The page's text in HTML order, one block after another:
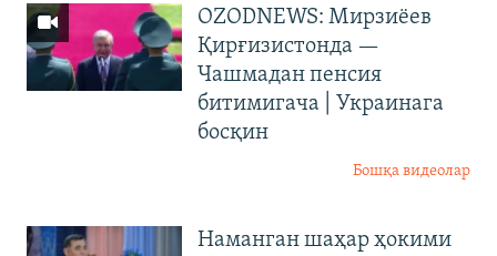
OZODNEWS: Мирзиёев
Қирғизистонда —
Чашмадан пенсия
битимигача | Украинага
босқин
Бошқа видеолар
Наманган шаҳар ҳокими